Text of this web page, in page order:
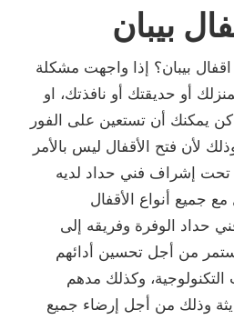
بيبان
بيبان؟ إذا واجهت مشكلة
أو حديقتك أو نافذتك، او
يمكنك أن تستعين على الفور
لأن فتح الأقفال ليس بالأمر
تحت إشراف فني حداد لديه
جميع أنواع الأقفال
حداد الوفرة وفريقه إلى
من أجل تحسين أدائهم
التكنولوجية، وكذلك مدهم
وذلك من أجل إرضاء جميع